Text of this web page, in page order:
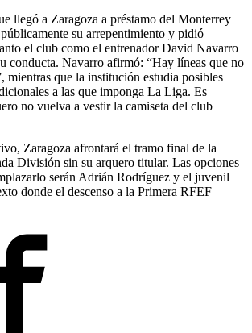
llegó a Zaragoza a préstamo del Monterrey
su arrepentimiento y pidió
el club como el entrenador David Navarro
conducta. Navarro afirmó: “Hay líneas que no
mientras que la institución estudia posibles
a las que imponga La Liga. Es
no vuelva a vestir la camiseta del club
Zaragoza afrontará el tramo final de la
División sin su arquero titular. Las opciones
serán Adrián Rodríguez y el juvenil
donde el descenso a la Primera RFEF